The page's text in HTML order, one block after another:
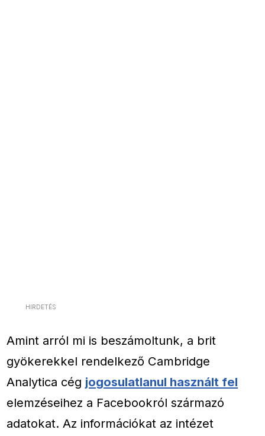
HIRDETÉS
Amint arról mi is beszámoltunk, a brit
gyökerekkel rendelkező Cambridge
Analytica cég jogosulatlanul használt fel
elemzéseihez a Facebookról származó
adatokat. Az információkat az intézet